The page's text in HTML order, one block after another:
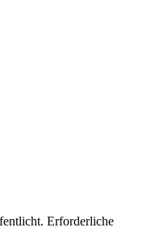
Erforderliche